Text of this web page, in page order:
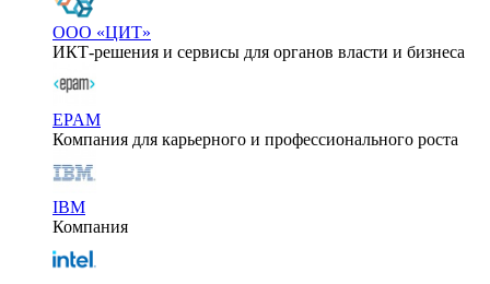
ООО «ЦИТ»
ИКТ-решения и сервисы для органов власти и бизнеса
EPAM
Компания для карьерного и профессионального роста
IBM
Компания